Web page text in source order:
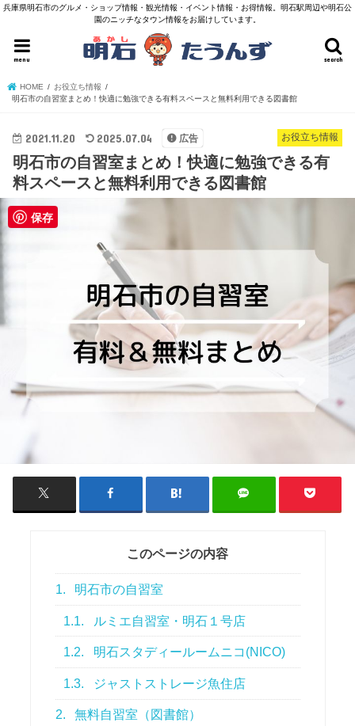
兵庫県明石市のグルメ・ショップ情報・観光情報・イベント情報・お得情報。明石駅周辺や明石公
園のニッチなタウン情報をお届けしています。
search
menu
HOME
お役立ち情報
明石市の自習室まとめ！快適に勉強できる有料スペースと無料利用できる図書館
お役立ち情報
2021.11.20 2025.07.04 広告
明石市の自習室まとめ！快適に勉強できる有
料スペースと無料利用できる図書館
このページの内容
1. 明石市の自習室
1.1. ルミエ自習室・明石１号店
1.2. 明石スタディールームニコ(NICO)
1.3. ジャストストレージ魚住店
2. 無料自習室（図書館）
保存